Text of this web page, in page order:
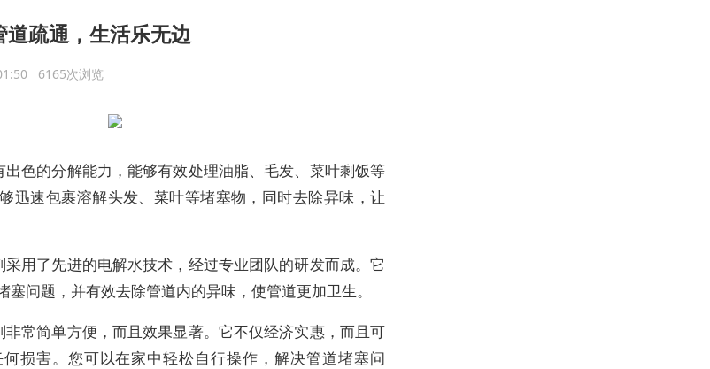
疏通，生活乐无边
6165次浏览
色的分解能力，能够有效处理油脂、毛发、菜叶剩饭等
迅速包裹溶解头发、菜叶等堵塞物，同时去除异味，让
用了先进的电解水技术，经过专业团队的研发而成。它
塞问题，并有效去除管道内的异味，使管道更加卫生。
常简单方便，而且效果显著。它不仅经济实惠，而且可
损害。您可以在家中轻松自行操作，解决管道堵塞问